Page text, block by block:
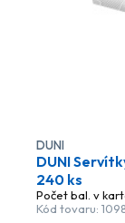
DUNI
DUNI
240 ks
Počet bal. v
Kód tovaru: